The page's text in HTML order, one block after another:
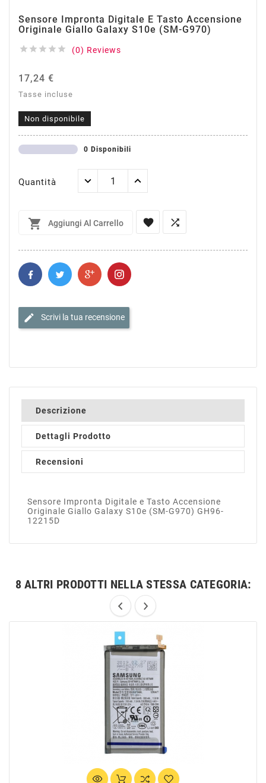
Sensore Impronta Digitale E Tasto Accensione
Originale Giallo Galaxy S10e (SM-G970)
     (0) Reviews
17,24 €
Tasse incluse
Non disponibile
0 Disponibili
Quantità
 Aggiungi Al Carrello  
edit Scrivi la tua recensione
Descrizione
Dettagli Prodotto
Recensioni
Sensore Impronta Digitale e Tasto Accensione
Originale Giallo Galaxy S10e (SM-G970) GH96-
12215D
8 ALTRI PRODOTTI NELLA STESSA CATEGORIA: